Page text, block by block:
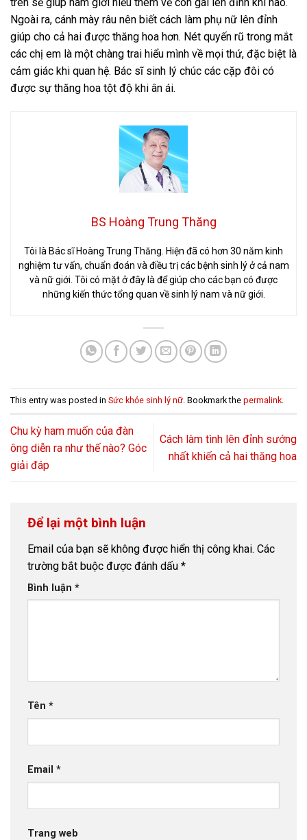
Ngoài ra, cánh mày râu nên biết cách làm phụ nữ lên đỉnh
giúp cho cả hai được thăng hoa hơn. Nét quyến rũ trong mắt
các chị em là một chàng trai hiểu mình về mọi thứ, đặc biệt là
cảm giác khi quan hệ. Bác sĩ sinh lý chúc các cặp đôi có
được sự thăng hoa tột độ khi ân ái.
BS Hoàng Trung Thăng
Tôi là Bác sĩ Hoàng Trung Thăng. Hiện đã có hơn 30 năm kinh
nghiệm tư vấn, chuẩn đoán và điều trị các bệnh sinh lý ở cả nam
và nữ giới. Tôi có mặt ở đây là để giúp cho các bạn có được
những kiến thức tổng quan về sinh lý nam và nữ giới.
This entry was posted in Sức khỏe sinh lý nữ . Bookmark the permalink
Chu kỳ ham muốn của đàn
ông diễn ra như thế nào? Góc
giải đáp
Cách làm tình lên đỉnh sướng
nhất khiến cả hai thăng hoa
Để lại một bình luận
Email của bạn sẽ không được hiển thị công khai. Các
trường bắt buộc được đánh dấu *
Bình luận *
Tên *
Email *
Trang web